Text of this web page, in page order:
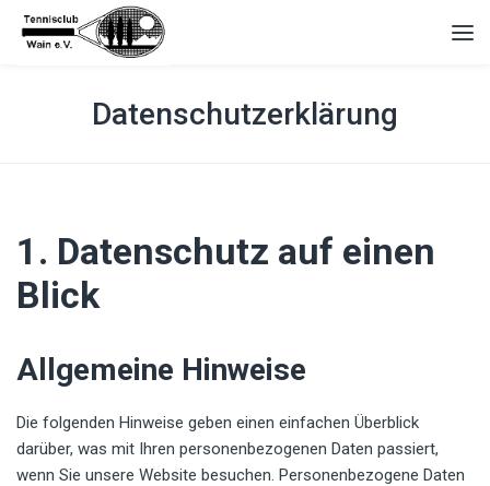
Datenschutzerklärung
1. Datenschutz auf einen
Blick
Allgemeine Hinweise
Die folgenden Hinweise geben einen einfachen Überblick
darüber, was mit Ihren personenbezogenen Daten passiert,
wenn Sie unsere Website besuchen. Personenbezogene Daten